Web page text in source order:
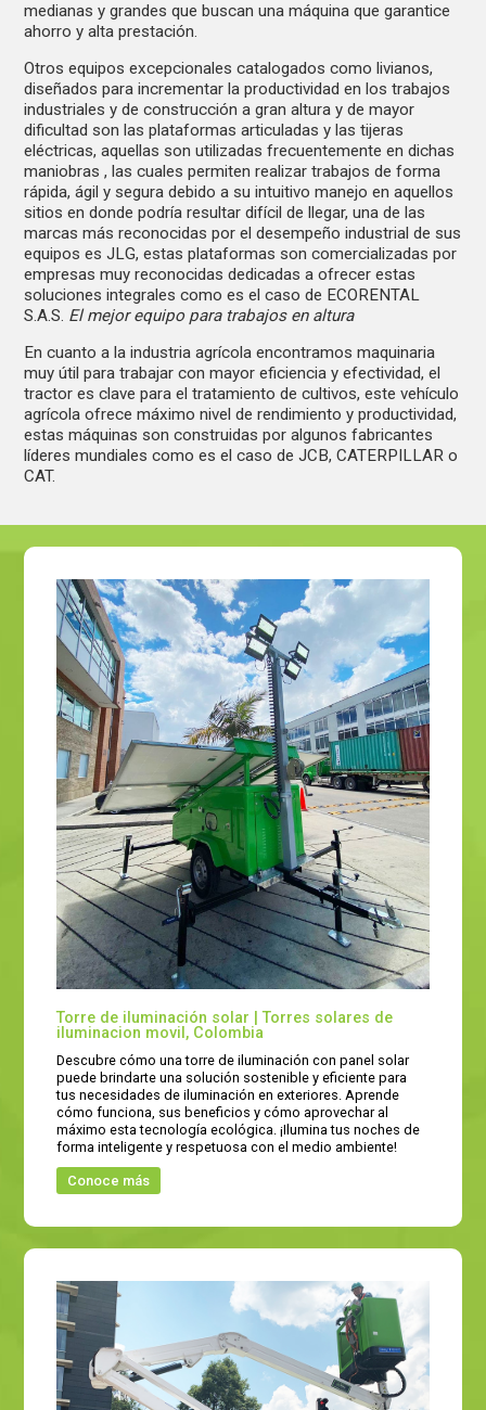
medianas y grandes que buscan una máquina que garantice
ahorro y alta prestación.
Otros equipos excepcionales catalogados como livianos,
diseñados para incrementar la productividad en los trabajos
industriales y de construcción a gran altura y de mayor
dificultad son las plataformas articuladas y las tijeras
eléctricas, aquellas son utilizadas frecuentemente en dichas
maniobras , las cuales permiten realizar trabajos de forma
rápida, ágil y segura debido a su intuitivo manejo en aquellos
sitios en donde podría resultar difícil de llegar, una de las
marcas más reconocidas por el desempeño industrial de sus
equipos es JLG, estas plataformas son comercializadas por
empresas muy reconocidas dedicadas a ofrecer estas
soluciones integrales como es el caso de ECORENTAL
S.A.S. El mejor equipo para trabajos en altura
En cuanto a la industria agrícola encontramos maquinaria
muy útil para trabajar con mayor eficiencia y efectividad, el
tractor es clave para el tratamiento de cultivos, este vehículo
agrícola ofrece máximo nivel de rendimiento y productividad,
estas máquinas son construidas por algunos fabricantes
líderes mundiales como es el caso de JCB, CATERPILLAR o
CAT.
Torre de iluminación solar | Torres solares de
iluminacion movil, Colombia
Descubre cómo una torre de iluminación con panel solar
puede brindarte una solución sostenible y eficiente para
tus necesidades de iluminación en exteriores. Aprende
cómo funciona, sus beneficios y cómo aprovechar al
máximo esta tecnología ecológica. ¡Ilumina tus noches de
forma inteligente y respetuosa con el medio ambiente!
Conoce más